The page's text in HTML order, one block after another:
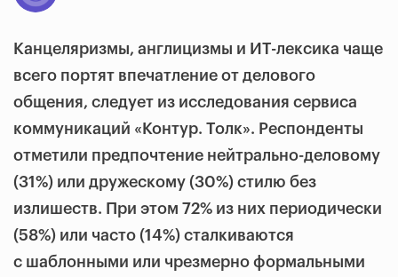
Канцеляризмы, англицизмы и ИТ-лексика чаще
всего портят впечатление от делового
общения, следует из исследования сервиса
коммуникаций «Контур. Толк». Респонденты
отметили предпочтение нейтрально-деловому
(31%) или дружескому (30%) стилю без
излишеств. При этом 72% из них периодически
(58%) или часто (14%) сталкиваются
с шаблонными или чрезмерно формальными